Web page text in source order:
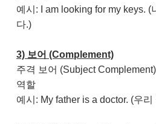
예시: I am looking for my keys. (
다.)
3) 보어 (Complement)
주격 보어 (Subject
역할
예시: My father is a doctor. (우